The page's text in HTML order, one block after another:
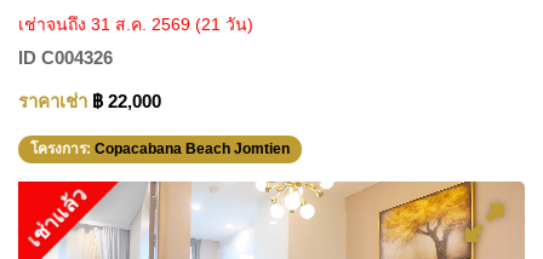
เช่าจนถึง 31 ส.ค. 2569 (21 วัน)
ID C004326
ราคาเช่า ฿ 22,000
โครงการ: Copacabana Beach Jomtien
เช่าแล้ว